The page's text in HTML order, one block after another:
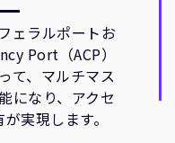
ェラルポートお
Port（ACP）
て、マルチマス
になり、アクセ
実現します。